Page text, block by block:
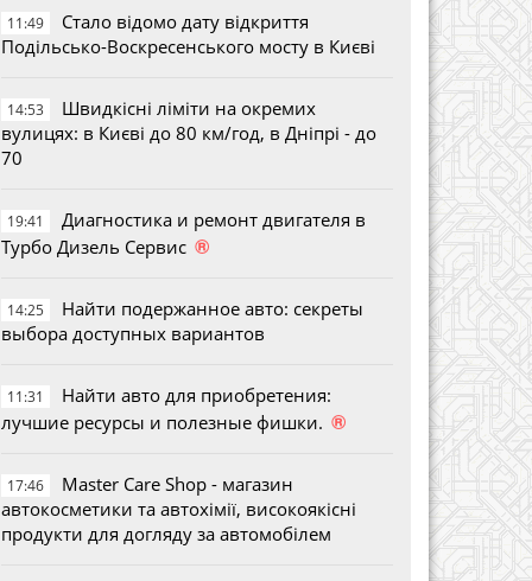
11:49
Стало відомо дату відкриття
Подільсько-Воскресенського мосту в Києві
14:53
Швидкісні ліміти на окремих
вулицях: в Києві до 80 км/год, в Дніпрі - до
70
19:41
Диагностика и ремонт двигателя в
Турбо Дизель Сервис ®
14:25
Найти подержанное авто: секреты
выбора доступных вариантов
11:31
Найти авто для приобретения:
лучшие ресурсы и полезные фишки. ®
17:46
Master Care Shop - магазин
автокосметики та автохімії, високоякісні
продукти для догляду за автомобілем